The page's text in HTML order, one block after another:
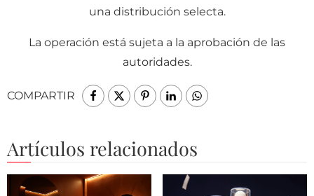
una distribución selecta.
La operación está sujeta a la aprobación de las
autoridades.
COMPARTIR
Artículos relacionados